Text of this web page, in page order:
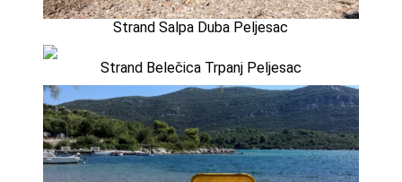
Strand Salpa Duba Peljesac
Strand Belečica Trpanj Peljesac